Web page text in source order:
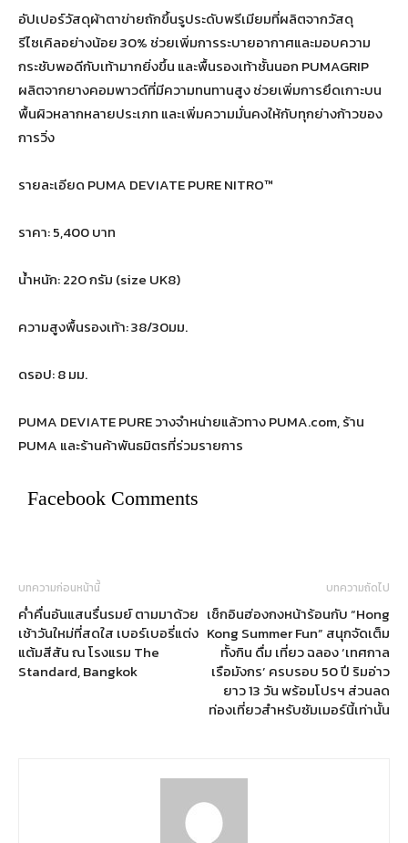
อัปเปอร์วัสดุผ้าตาข่ายถักขึ้นรูประดับพรีเมียมที่ผลิตจากวัสดุ
รีไซเคิลอย่างน้อย 30% ช่วยเพิ่มการระบายอากาศและมอบความ
กระชับพอดีกับเท้ามากยิ่งขึ้น และพื้นรองเท้าชั้นนอก PUMAGRIP
ผลิตจากยางคอมพาวด์ที่มีความทนทานสูง ช่วยเพิ่มการยึดเกาะบน
พื้นผิวหลากหลายประเภท และเพิ่มความมั่นคงให้กับทุกย่างก้าวของ
การวิ่ง
รายละเอียด PUMA DEVIATE PURE NITRO™
ราคา: 5,400 บาท
น้ำหนัก: 220 กรัม (size UK8)
ความสูงพื้นรองเท้า: 38/30มม.
ดรอป: 8 มม.
PUMA DEVIATE PURE วางจำหน่ายแล้วทาง PUMA.com, ร้าน
PUMA และร้านค้าพันธมิตรที่ร่วมรายการ
Facebook Comments
บทความก่อนหน้านี้
ค่ำคื่นอันแสนรื่นรมย์ ตามมาด้วย
เช้าวันใหม่ที่สดใส เบอร์เบอรี่แต่ง
แต้มสีสัน ณ โรงแรม The
Standard, Bangkok
บทความถัดไป
เช็กอินฮ่องกงหน้าร้อนกับ “Hong
Kong Summer Fun” สนุกจัดเต็ม
ทั้งกิน ดื่ม เที่ยว ฉลอง ‘เทศกาล
เรือมังกร’ ครบรอบ 50 ปี ริมอ่าว
ยาว 13 วัน พร้อมโปรฯ ส่วนลด
ท่องเที่ยวสำหรับซัมเมอร์นี้เท่านั้น